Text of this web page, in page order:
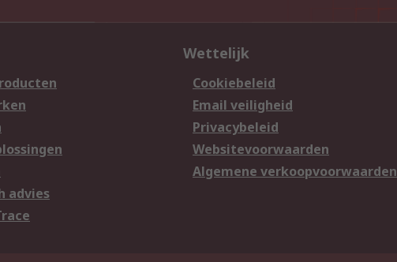
advies
Wettelijk
Cookiebeleid
Email veiligheid
Privacybeleid
Websitevoorwaarden
Algemene verkoopvoorwaarden